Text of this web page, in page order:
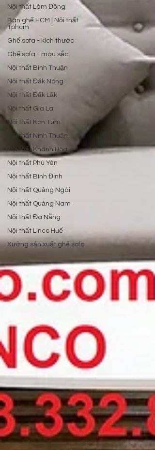
Nội thất Lâm Đồng
Bàn ghế HCM | Nội thất
Tphcm
Ghế sofa - kích thước
Ghế sofa - màu sắc
Nội thất Bình Thuận
Nội thất Đăk Nông
Nội thất Đăk Lăk
Nội thất Gia Lai
Nội thất Kon Tum
Nội thất Ninh Thuận
Nội thất Khánh Hòa
Nội thất Phú Yên
Nội thất Bình Định
Nội thất Quảng Ngãi
Nội thất Quảng Nam
Nội thất Đà Nẵng
Nội thất Linco Huế
Xưởng sản xuất ghế sofa